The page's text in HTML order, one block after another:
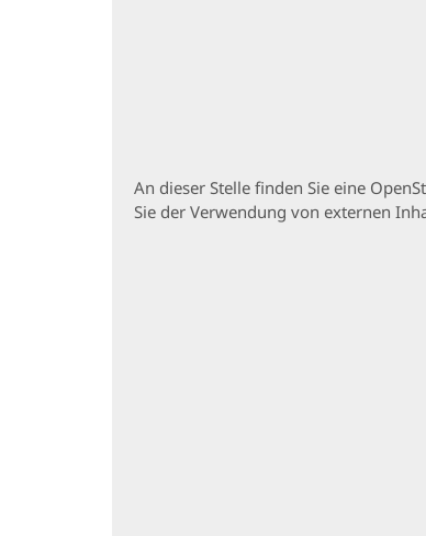
An dieser Stelle finden Sie eine
Sie der Verwendung von externen